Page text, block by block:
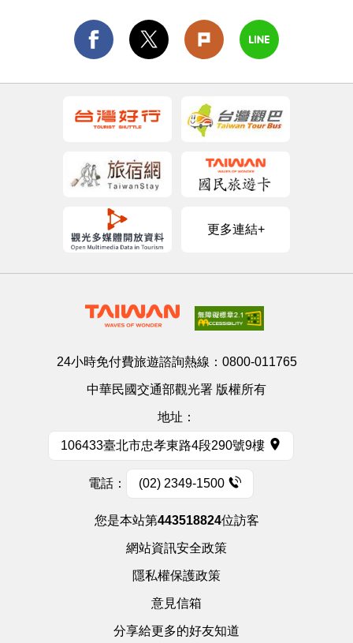
更多連結+
24小時免付費旅遊諮詢熱線： 0800-011765
中華民國交通部觀光署 版權所有
地址：
106433臺北市忠孝東路4段290號9樓
電話： (02) 2349-1500
您是本站第443518824位訪客
網站資訊安全政策
隱私權保護政策
意見信箱
分享給更多的好友知道